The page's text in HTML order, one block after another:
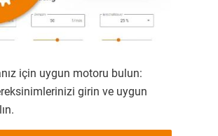
için uygun motoru bulun:
girin ve uygun